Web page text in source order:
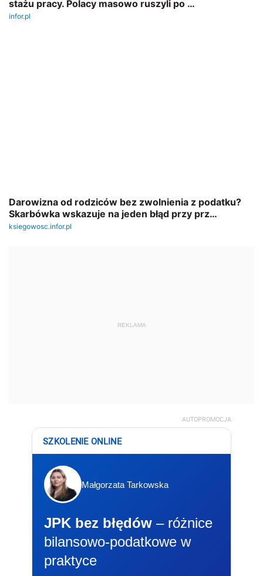
REKLAMA
AUTOPROMOCJA
SZKOLENIE ONLINE
Małgorzata Tarkowska
JPK bez błędów – różnice
bilansowo-podatkowe w
praktyce